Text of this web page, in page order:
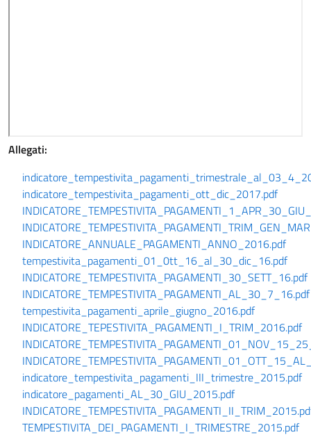
Allegati:
indicatore_tempestivita_pagamenti_ott_dic_2017.pdf
INDICATORE_ANNUALE_PAGAMENTI_ANNO_2016.pdf
tempestivita_pagamenti_01_0tt_16_al_30_dic_16.pdf
INDICATORE_TEMPESTIVITA_PAGAMENTI_30_SETT_16.pdf
INDICATORE_TEMPESTIVITA_PAGAMENTI_AL_30_7_16.pdf
tempestivita_pagamenti_aprile_giugno_2016.pdf
INDICATORE_TEPESTIVITA_PAGAMENTI_I_TRIM_2016.pdf
indicatore_tempestivita_pagamenti_III_trimestre_2015.pdf
indicatore_pagamenti_AL_30_GIU_2015.pdf
TEMPESTIVITA_DEI_PAGAMENTI_I_TRIMESTRE_2015.pdf